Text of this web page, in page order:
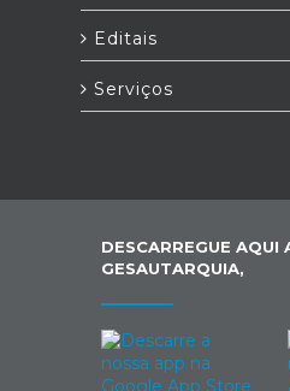
Editais
Serviços
DESCARREGUE AQUI
GESAUTARQUIA,